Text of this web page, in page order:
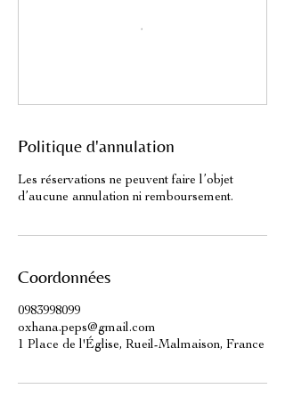
Politique d'annulation
Les réservations ne peuvent faire l’objet
d’aucune annulation ni remboursement.
Coordonnées
0983998099
oxhana.peps@gmail.com
1 Place de l'Église, Rueil-Malmaison, France